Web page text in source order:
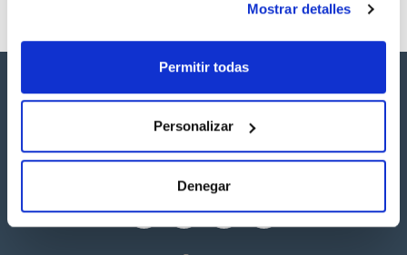
Mostrar detalles
Permitir todas
Personalizar
Denegar